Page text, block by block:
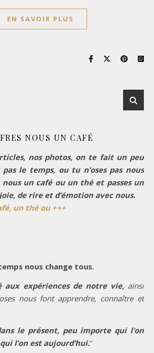
EN SAVOIR PLUS
NOUS UN CAFÉ
nos photos, on te fait un peu
pas le temps, ou tu n’oses pas nous
un café ou un thé et passes un
de rire et d’émotion avec nous.
un thé ou +++
nous change tous.
aux expériences de notre vie, ainsi
nous font apprendre, connaître et
le présent, peu importe qui l’on
l’on est aujourd’hui.”